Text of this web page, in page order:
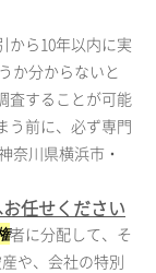
から10年以内に実
か分からないと
査することが可能
う前に、必ず専門
奈川県横浜市・
任せください
者に分配して、そ
や、会社の特別